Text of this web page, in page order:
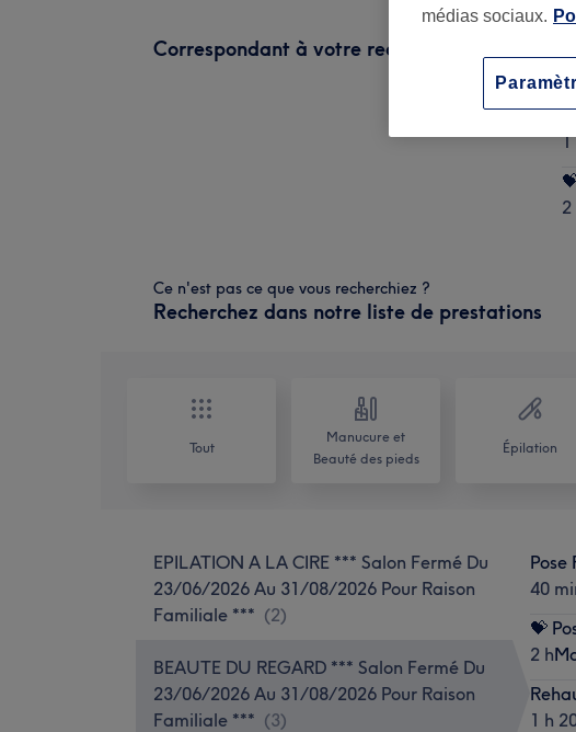
Correspondant à votre recherche
1
2
Ce n'est pas ce que vous recherchiez ?
Recherchez dans notre liste de prestations
Tout
Manucure et
Beauté des pieds
Épilation
EPILATION A LA CIRE *** Salon Fermé Du
23/06/2026 Au 31/08/2026 Pour Raison
Familiale *** (2)
BEAUTE DU REGARD *** Salon Fermé Du
23/06/2026 Au 31/08/2026 Pour Raison
Familiale *** (3)
Pose
40
💝
2 h
1 h
médias sociaux.